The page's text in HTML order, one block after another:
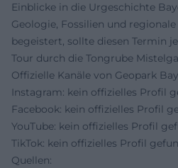
Einblicke in die Urgeschichte
Geologie, Fossilien und
begeistert, sollte diesen Termin
Tour durch die Tongrube
Offizielle Kanäle von Geopark
Instagram: kein offizielles Profil
Facebook: kein offizielles Profil
YouTube: kein offizielles Profil
TikTok: kein offizielles Profil
Quellen: